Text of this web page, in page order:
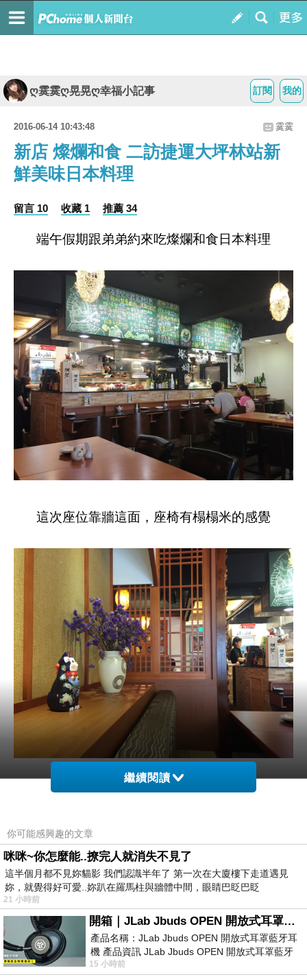
我的
訂閱
ღ霙霙ღ晃晃ღ幸福小記事
2016-06-14 10:43:48 霙霙
新店 燦爛和食 二訪捷運大坪林站新
鮮美味日本料理
留言 10 收藏 1 推薦 34
端午假期跟弟弟約來吃燦爛和食日本料理
這次座位靠牆這面，座椅有榻榻米的感覺
菜單有些缺貨有些停售
繼續閱讀
你可能感興趣的文章
咪咪~你怎麼能..撩完人就消失不見了
這半個月都不見妳貓影 我們認識半年了 第一次在大廈樓下走道遇見
妳，就覺得好可愛..妳趴在羅馬柱與牆體中間，眼睛巴眨巴眨
21 小時前
開箱｜JLab Jbuds OPEN 開放式耳罩藍牙耳機 - 設計美學，輕巧、透氣、環境音全物理達成！
產品名稱：JLab Jbuds OPEN 開放式耳罩藍牙耳
機 產品資訊 JLab Jbuds OPEN 開放式耳罩藍牙
耳機評語：非常有特色，值得喜愛美型工
15 小時前